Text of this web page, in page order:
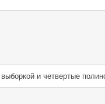
и четвертые